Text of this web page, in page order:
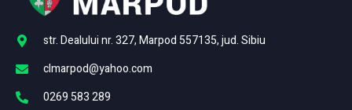
str. Dealului nr. 327, Marpod 557135, jud. Sibiu
clmarpod@yahoo.com
0269 583 289